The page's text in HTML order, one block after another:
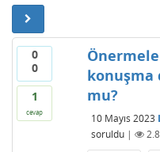
0
0
1
cevap
mu?
10 Mayıs 2023
soruldu |